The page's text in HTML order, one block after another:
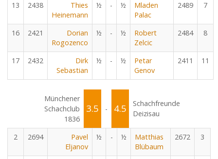
13 2438
Thies
Heinemann
½ - ½
Mladen
Palac
2489 7
16 2421
Dorian
Rogozenco
½ - ½
Robert
Zelcic
2484 8
17 2432
Dirk
Sebastian
½ - ½
Petar
Genov
2411 11
Münchener
Schachclub
1836
3.5 - 4.5
Schachfreunde
Deizisau
2 2694
Pavel
Eljanov
½ - ½
Matthias
Blübaum
2672 3